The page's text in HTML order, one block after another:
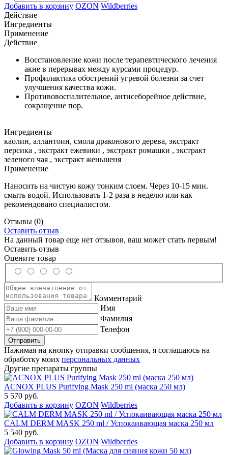
Добавить в корзину OZON Wildberries
Действие
Ингредиенты
Применение
Действие
Восстановление кожи после терапевтического лечения
акне в перерывах между курсами процедур.
Профилактика обострений угревой болезни за счет
улучшения качества кожи.
Противовоспалительное, антисеборейное действие,
сокращение пор.
Ингредиенты
каолин, аллантоин, смола драконового дерева, экстракт
персика , экстракт ежевики , экстракт ромашки , экстракт
зеленого чая , экстракт женьшеня
Применение
Наносить на чистую кожу тонким слоем. Через 10-15 мин.
смыть водой. Использовать 1-2 раза в неделю или как
рекомендовано специалистом.
Отзывы (0)
Оставить отзыв
На данный товар еще нет отзывов, ваш может стать первым!
Оставить отзыв
Оцените товар
Комментарий
Имя
Фамилия
Телефон
Нажимая на кнопку отправки сообщения, я соглашаюсь на
обработку моих персональных данных
Другие препараты группы
ACNOX PLUS Purifying Mask 250 ml (маска 250 мл)
5 570 руб.
Добавить в корзину OZON Wildberries
CALM DERM MASK 250 ml / Успокаивающая маска 250 мл
5 540 руб.
Добавить в корзину OZON Wildberries